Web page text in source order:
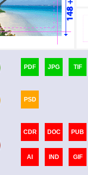
PDF JPG TIF
PSD
CDR DOC PUB
AI IND GIF